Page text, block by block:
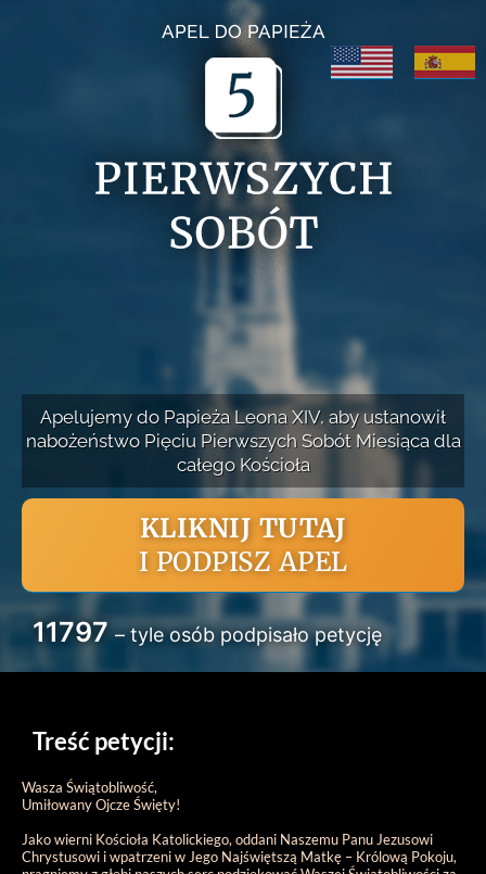
Apelujemy do Papieża Leona XIV, aby ustanowił
nabożeństwo Pięciu Pierwszych Sobót Miesiąca dla
całego Kościoła
KLIKNIJ TUTAJ
I PODPISZ APEL
11797– tyle osób podpisało petycję
Treść petycji:
Wasza Świątobliwość,
Umiłowany Ojcze Święty!
Jako wierni Kościoła Katolickiego, oddani Naszemu Panu Jezusowi
Chrystusowi i wpatrzeni w Jego Najświętszą Matkę – Królową Pokoju,